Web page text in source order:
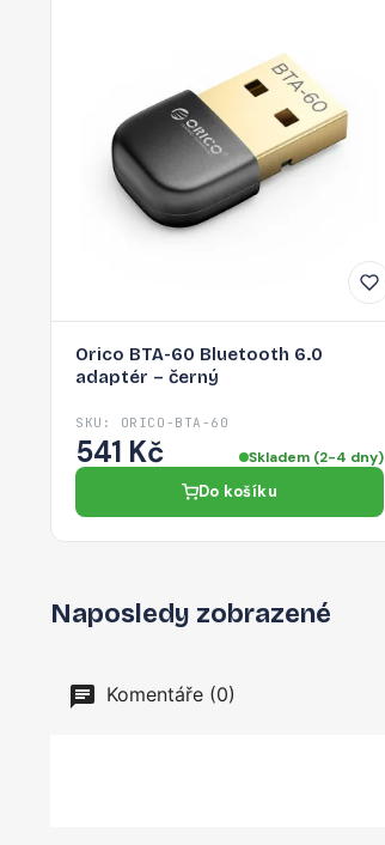
Orico BTA-60 Bluetooth 6.0
adaptér – černý
SKU: ORICO-BTA-60
541 Kč Skladem (2-4 dny)
Do košíku
Naposledy zobrazené
Komentáře (0)